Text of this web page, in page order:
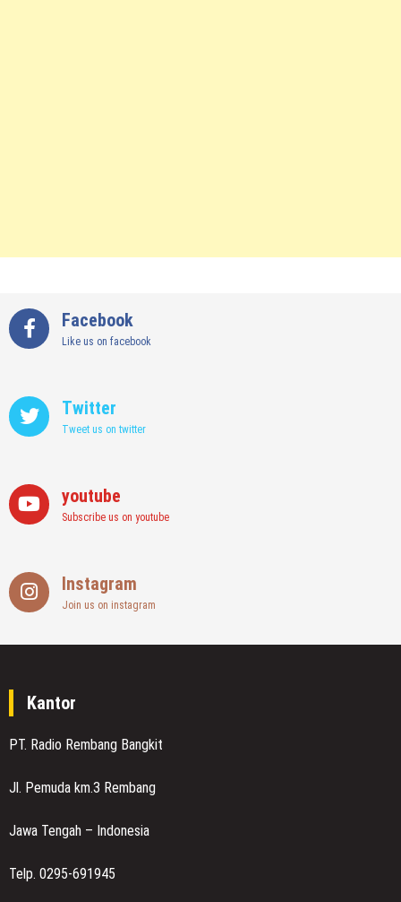
Facebook
Like us on facebook
Twitter
Tweet us on twitter
youtube
Subscribe us on youtube
Instagram
Join us on instagram
Kantor
PT. Radio Rembang Bangkit
Jl. Pemuda km.3 Rembang
Jawa Tengah – Indonesia
Telp. 0295-691945